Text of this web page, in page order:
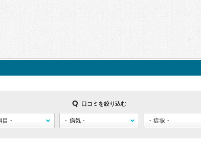
口コミを絞り込む